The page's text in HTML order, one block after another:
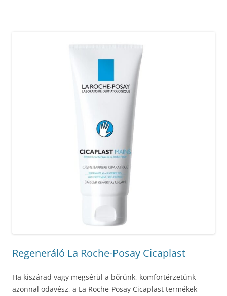
Regeneráló La Roche-Posay Cicaplast
Ha kiszárad vagy megsérül a bőrünk, komfortérzetünk
azonnal odavész, a La Roche-Posay Cicaplast termékek